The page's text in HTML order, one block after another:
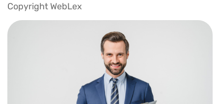
Copyright WebLex